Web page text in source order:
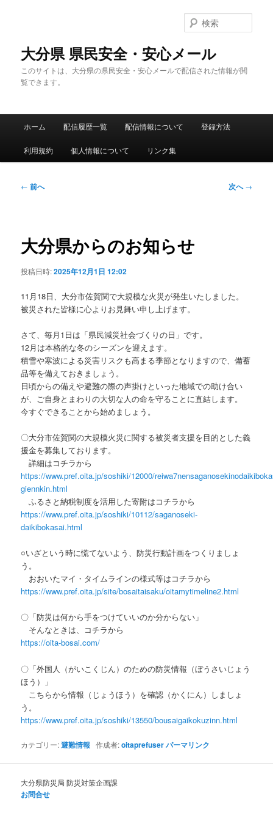
大分県 県民安全・安心メール
このサイトは、大分県の県民安全・安心メールで配信された情報が閲
覧できます。
索
メ
ホーム 配信履歴一覧 配信情報について 登録方法
利用規約 個人情報について リンク集
投
ゲ
ー
ョ
← 前へ 次へ→
大分県からのお知らせ
投稿日時:2025年12月1日 12:02
11月18日、大分市佐賀関で大規模な火災が発生いたしました。
被災された皆様に心よりお見舞い申し上げます。
さて、毎月1日は「県民減災社会づくりの日」です。
12月は本格的な冬のシーズンを迎えます。
積雪や寒波による災害リスクも高まる季節となりますので、備蓄
品等を備えておきましょう。
日頃からの備えや避難の際の声掛けといった地域での助け合い
が、ご自身とまわりの大切な人の命を守ることに直結します。
今すぐできることから始めましょう。
〇大分市佐賀関の大規模火災に関する被災者支援を目的とした義
援金を募集しております。
詳細はコチラから
https://www.pref.oita.jp/soshiki/12000/
giennkin.html
ふるさと納税制度を活用した寄附はコチラから
https://www.pref.oita.jp/soshiki/10112/saganoseki-
daikibokasai.html
○いざという時に慌てないよう、防災行動計画をつくりましょ
う。
おおいたマイ・タイムラインの様式等はコチラから
https://www.pref.oita.jp/site/bosaitaisaku/oitamytimeline2.html
〇「防災は何から手をつけていいのか分からない」
そんなときは、コチラから
https://oita-bosai.com/
〇「外国人（がいこくじん）のための防災情報（ぼうさいじょう
ほう）」
こちらから情報（じょうほう）を確認（かくにん）しましょ
う。
https://www.pref.oita.jp/soshiki/13550/bousaigaikokuzinn.html
カテゴリー:避難情報 作成者:oitaprefuserパーマリンク
大分県防災局 防災対策企画課
お問合せ